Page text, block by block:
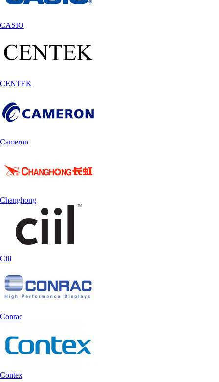
CASIO
CENTEK
Cameron
Changhong
Ciil
Conrac
Contex